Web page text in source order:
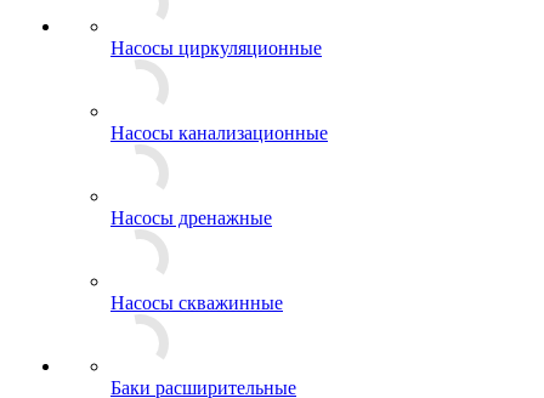
Насосы циркуляционные
Насосы канализационные
Насосы дренажные
Насосы скважинные
Баки расширительные